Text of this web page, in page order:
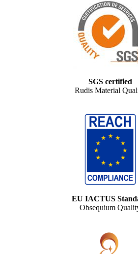
SGS certified
Rudis Material
EU IACTUS
Obsequium